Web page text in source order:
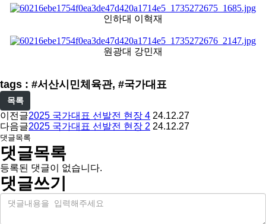
인하대 이혁재
원광대 강민재
tags : #서산시민체육관, #국가대표
목록
이전글2025 국가대표 선발전 현장 4 24.12.27
다음글2025 국가대표 선발전 현장 2 24.12.27
댓글목록
댓글목록
등록된 댓글이 없습니다.
댓글쓰기
내